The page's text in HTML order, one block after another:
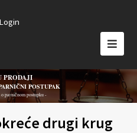
PRODAJI
POSTUPAK
parničnom postupku -
drugi krug